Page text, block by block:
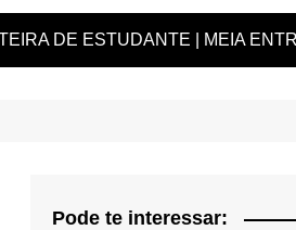
DE ESTUDANTE | MEIA
Pode te interessar: